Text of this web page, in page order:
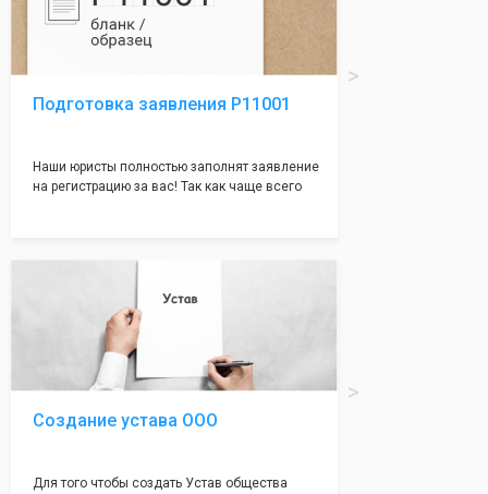
Подготовка заявления Р11001
Наши юристы полностью заполнят заявление
на регистрацию за вас! Так как чаще всего
большая часть отказов - наши юристы с
оформление самого сложного документа на
себя! Многолетний опыт работы наших
юристов позволяет оформлять заявление без
ошибок, тем самым гарантируя вам
успешную регистрацию в налоговой
Создание устава ООО
Для того чтобы создать Устав общества